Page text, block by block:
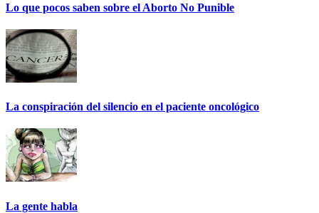
Lo que pocos saben sobre el Aborto No Punible
La conspiración del silencio en el paciente oncológico
La gente habla